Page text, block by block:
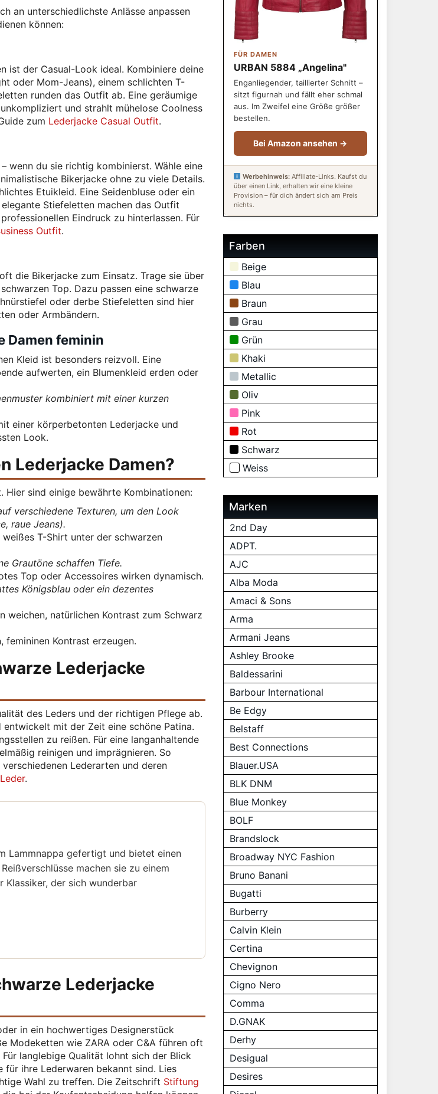
an unterschiedlichste Anlässe anpassen
können:
ist der Casual-Look ideal. Kombiniere deine
oder Mom-Jeans), einem schlichten T-
runden das Outfit ab. Eine geräumige
und strahlt mühelose Coolness
zum Lederjacke Casual Outfit.
wenn du sie richtig kombinierst. Wähle eine
Bikerjacke ohne zu viele Details.
Etuikleid. Eine Seidenbluse oder ein
Stiefeletten machen das Outfit
Eindruck zu hinterlassen. Für
Outfit.
die Bikerjacke zum Einsatz. Trage sie über
Top. Dazu passen eine schwarze
oder derbe Stiefeletten sind hier
oder Armbändern.
Damen feminin
Kleid ist besonders reizvoll. Eine
aufwerten, ein Blumenkleid erden oder
kombiniert mit einer kurzen
einer körperbetonten Lederjacke und
Look.
Lederjacke Damen?
sind einige bewährte Kombinationen:
verschiedene Texturen, um den Look
raue Jeans).
T-Shirt unter der schwarzen
Grautöne schaffen Tiefe.
Top oder Accessoires wirken dynamisch.
Königsblau oder ein dezentes
weichen, natürlichen Kontrast zum Schwarz
femininen Kontrast erzeugen.
Lederjacke
des Leders und der richtigen Pflege ab.
mit der Zeit eine schöne Patina.
zu reißen. Für eine langanhaltende
reinigen und imprägnieren. So
Lederarten und deren
.
Lammnappa gefertigt und bietet einen
machen sie zu einem
der sich wunderbar
Lederjacke
in ein hochwertiges Designerstück
Modeketten wie ZARA oder C&A führen oft
langlebige Qualität lohnt sich der Blick
ihre Lederwaren bekannt sind. Lies
Wahl zu treffen. Die Zeitschrift Stiftung
FÜR DAMEN
URBAN 5884 „Angelina"
Enganliegender, taillierter Schnitt –
sitzt figurnah und fällt eher schmal
aus. Im Zweifel eine Größe größer
bestellen.
Bei Amazon ansehen →
Werbehinweis: Affiliate-Links. Kaufst du
über einen Link, erhalten wir eine kleine
Provision – für dich ändert sich am Preis
nichts.
Farben
Beige
Blau
Braun
Grau
Grün
Khaki
Metallic
Oliv
Pink
Rot
Schwarz
Weiss
Marken
2nd Day
ADPT.
AJC
Alba Moda
Amaci & Sons
Arma
Armani Jeans
Ashley Brooke
Baldessarini
Barbour International
Be Edgy
Belstaff
Best Connections
Blauer.USA
BLK DNM
Blue Monkey
BOLF
Brandslock
Broadway NYC Fashion
Bruno Banani
Bugatti
Burberry
Calvin Klein
Certina
Chevignon
Cigno Nero
Comma
D.GNAK
Derhy
Desigual
Desires